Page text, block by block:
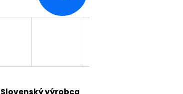
Slovenský výrobca